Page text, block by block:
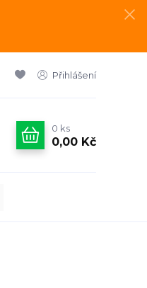
Přihlášení
0 ks
0,00 Kč